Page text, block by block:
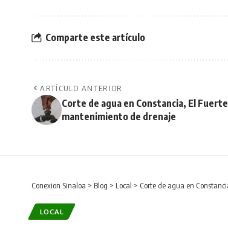
Comparte este artículo
ARTÍCULO ANTERIOR
Corte de agua en Constancia, El
mantenimiento de drenaje
Conexion Sinaloa > Blog > Local > Corte de agua en
LOCAL